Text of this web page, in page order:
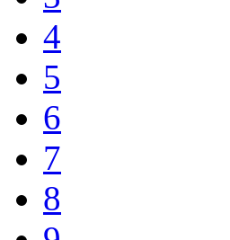
4
5
6
7
8